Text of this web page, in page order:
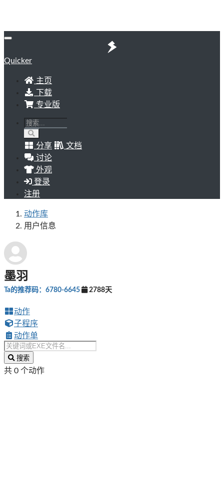
Quicker
主页
下载
专业版
分享
文档
讨论
外观
登录
注册
动作库
用户信息
墨羽
Ta的推荐码：6780-6645 2788天
动作
子程序
动作单
搜索
共 0 个动作